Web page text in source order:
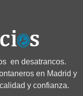
en desatrancos.
en Madrid y
y confianza.